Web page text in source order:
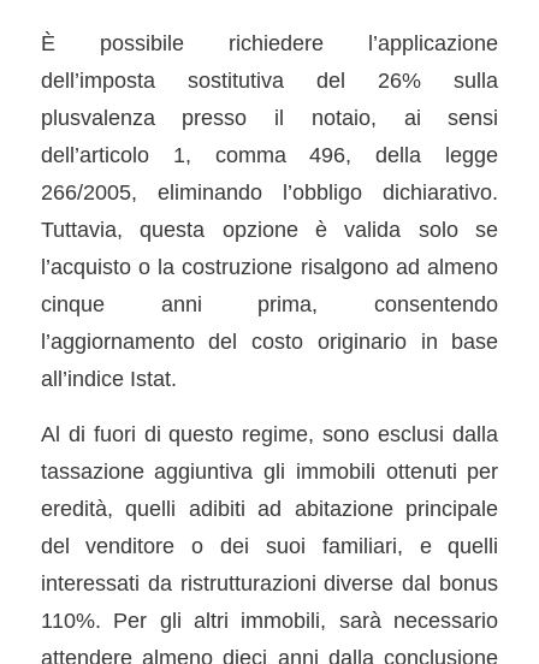
È possibile richiedere l’applicazione
dell’imposta sostitutiva del 26% sulla
plusvalenza presso il notaio, ai sensi
dell’articolo 1, comma 496, della legge
266/2005, eliminando l’obbligo dichiarativo.
Tuttavia, questa opzione è valida solo se
l’acquisto o la costruzione risalgono ad almeno
cinque anni prima, consentendo
l’aggiornamento del costo originario in base
all’indice Istat.
Al di fuori di questo regime, sono esclusi dalla
tassazione aggiuntiva gli immobili ottenuti per
eredità, quelli adibiti ad abitazione principale
del venditore o dei suoi familiari, e quelli
interessati da ristrutturazioni diverse dal bonus
110%. Per gli altri immobili, sarà necessario
attendere almeno dieci anni dalla conclusione